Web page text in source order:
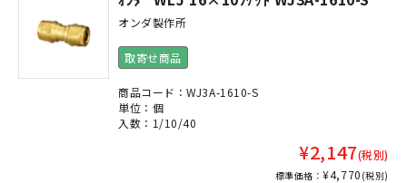
オンダ製作所
取寄せ商品
商品コード：WJ3A-1610-S
単位：個
入数：1/10/40
¥2,147(税別)
標準価格：¥4,770 (税別)